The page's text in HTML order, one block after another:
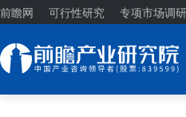
前瞻网 可行性研究 专项市场调研